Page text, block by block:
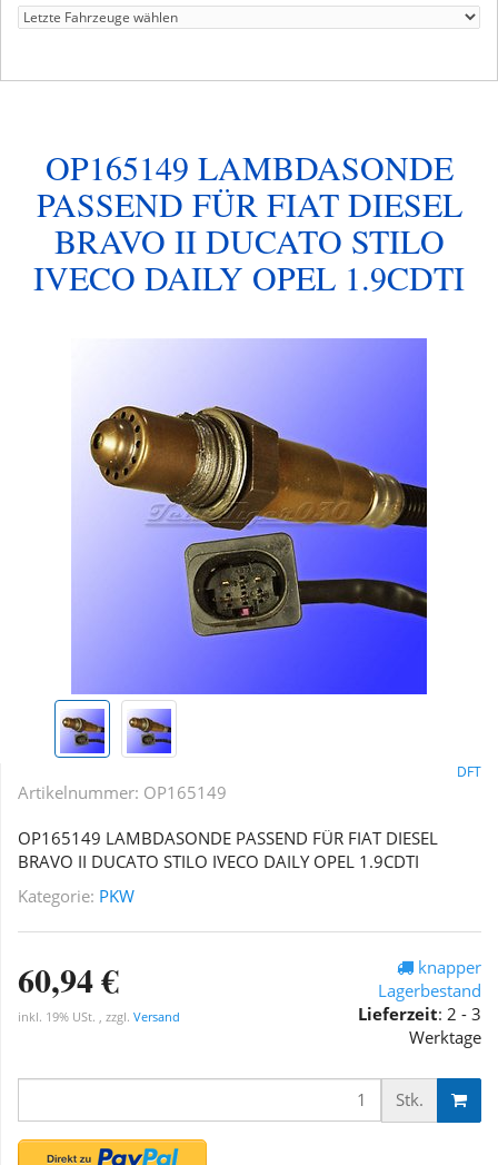
OP165149 LAMBDASONDE
PASSEND FÜR FIAT DIESEL
BRAVO II DUCATO STILO
IVECO DAILY OPEL 1.9CDTI
DFT
Artikelnummer: OP165149
OP165149 LAMBDASONDE PASSEND FÜR FIAT DIESEL
BRAVO II DUCATO STILO IVECO DAILY OPEL 1.9CDTI
Kategorie: PKW
60,94 €
inkl. 19% USt. , zzgl. Versand
knapper
Lagerbestand
Lieferzeit: 2 - 3
Werktage
Stk.